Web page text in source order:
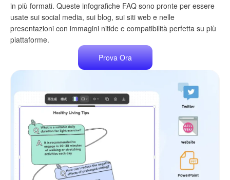
in più formati. Queste infografiche FAQ sono pronte per essere
usate sui social media, sui blog, sui siti web e nelle
presentazioni con immagini nitide e compatibilità perfetta su più
piattaforme.
Prova Ora